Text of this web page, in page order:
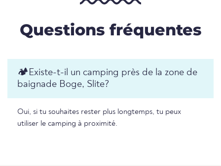
Questions fréquentes
🏕️️Existe-t-il un camping près de la zone de
baignade Boge, Slite?
Oui, si tu souhaites rester plus longtemps, tu peux
utiliser le camping à proximité.